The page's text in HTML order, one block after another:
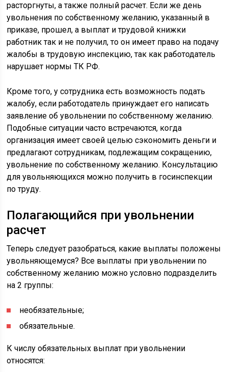
расторгнуты, а также полный расчет. Если же день
увольнения по собственному желанию, указанный в
приказе, прошел, а выплат и трудовой книжки
работник так и не получил, то он имеет право на подачу
жалобы в трудовую инспекцию, так как работодатель
нарушает нормы ТК РФ.
Кроме того, у сотрудника есть возможность подать
жалобу, если работодатель принуждает его написать
заявление об увольнении по собственному желанию.
Подобные ситуации часто встречаются, когда
организация имеет своей целью сэкономить деньги и
предлагают сотрудникам, подлежащим сокращению,
увольнение по собственному желанию. Консультацию
для увольняющихся можно получить в госинспекции
по труду.
Полагающийся при увольнении
расчет
Теперь следует разобраться, какие выплаты положены
увольняющемуся? Все выплаты при увольнении по
собственному желанию можно условно подразделить
на 2 группы:
необязательные;
обязательные.
К числу обязательных выплат при увольнении
относятся: